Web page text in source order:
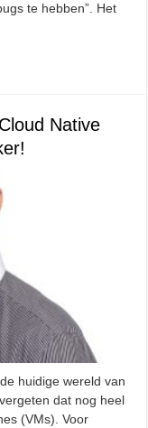
te hebben”. Het
Native
huidige wereld van
dat nog heel
(VMs). Voor